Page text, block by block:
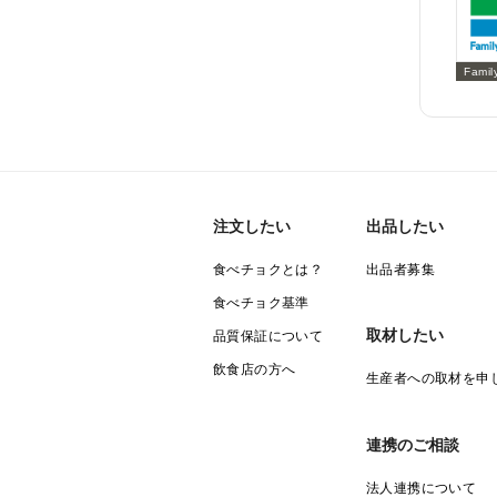
注文したい
食べチョクとは？
食べチョク基準
品質保証について
飲食店の方へ
出品したい
出品者募集
取材したい
生産者への取材を申
連携のご相談
法人連携について